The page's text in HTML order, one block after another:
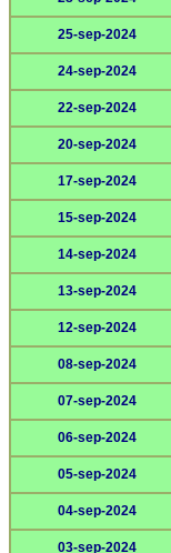
25-sep-2024
24-sep-2024
22-sep-2024
20-sep-2024
17-sep-2024
15-sep-2024
14-sep-2024
13-sep-2024
12-sep-2024
08-sep-2024
07-sep-2024
06-sep-2024
05-sep-2024
04-sep-2024
03-sep-2024